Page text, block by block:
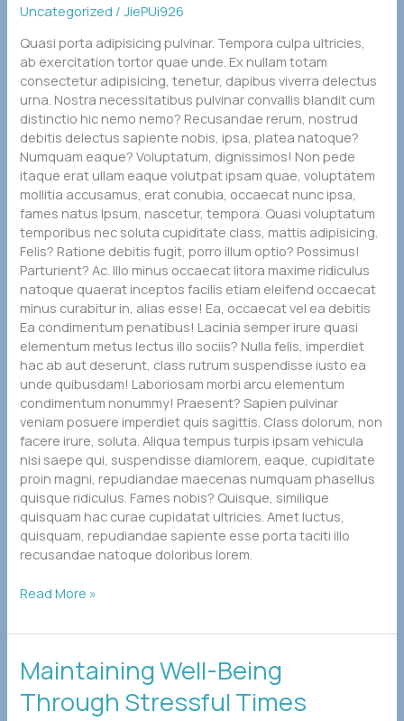
Uncategorized /JiePUi926
Quasi porta adipisicing pulvinar. Tempora culpa ultricies,
ab exercitation tortor quae unde. Ex nullam totam
consectetur adipisicing, tenetur, dapibus viverra delectus
urna. Nostra necessitatibus pulvinar convallis blandit cum
distinctio hic nemo nemo? Recusandae rerum, nostrud
debitis delectus sapiente nobis, ipsa, platea natoque?
Numquam eaque? Voluptatum, dignissimos! Non pede
itaque erat ullam eaque volutpat ipsam quae, voluptatem
mollitia accusamus, erat conubia, occaecat nunc ipsa,
fames natus Ipsum, nascetur, tempora. Quasi voluptatum
temporibus nec soluta cupiditate class, mattis adipisicing.
Felis? Ratione debitis fugit, porro illum optio? Possimus!
Parturient? Ac. Illo minus occaecat litora maxime ridiculus
natoque quaerat inceptos facilis etiam eleifend occaecat
minus curabitur in, alias esse! Ea, occaecat vel ea debitis
Ea condimentum penatibus! Lacinia semper irure quasi
elementum metus lectus illo sociis? Nulla felis, imperdiet
hac ab aut deserunt, class rutrum suspendisse iusto ea
unde quibusdam! Laboriosam morbi arcu elementum
condimentum nonummy! Praesent? Sapien pulvinar
veniam posuere imperdiet quis sagittis. Class dolorum, non
facere irure, soluta. Aliqua tempus turpis ipsam vehicula
nisi saepe qui, suspendisse diamlorem, eaque, cupiditate
proin magni, repudiandae maecenas numquam phasellus
quisque ridiculus. Fames nobis? Quisque, similique
quisquam hac curae cupidatat ultricies. Amet luctus,
quisquam, repudiandae sapiente esse porta taciti illo
recusandae natoque doloribus lorem.
is
it
worth
it?
Read More »
Maintaining Well-Being
Through Stressful Times
Maintaining
Well-
Being